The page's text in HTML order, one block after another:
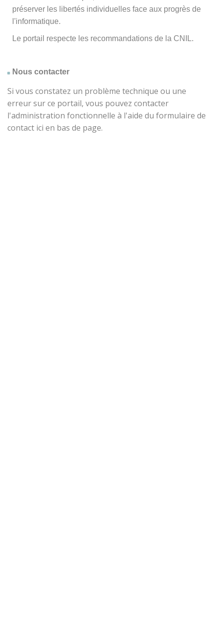
préserver les libertés individuelles face aux progrès de
l'informatique.
Le portail respecte les recommandations de la CNIL.
Nous contacter
Si vous constatez un problème technique ou une
erreur sur ce portail, vous pouvez contacter
l'administration fonctionnelle à l'aide du formulaire de
contact ici en bas de page.